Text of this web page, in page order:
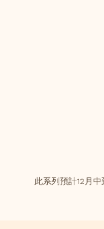
此系列預計12月